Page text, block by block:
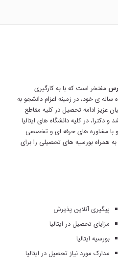
مفتخر است که با به کارگیری
ی خود، در زمینه اعزام دانشجو به
عزیز ادامه تحصیل در کلیه مقاطع
دکترا، در کلیه دانشگاه های ایتالیا
و با مشاوره های حرفه ای و تخصصی
همراه بورسیه های تحصیلی را برای
پیگیری آنلاین پذیرش
مزایای تحصیل در ایتالیا
بورسیه ایتالیا
مدارک مورد نیاز تحصیل در ایتالیا